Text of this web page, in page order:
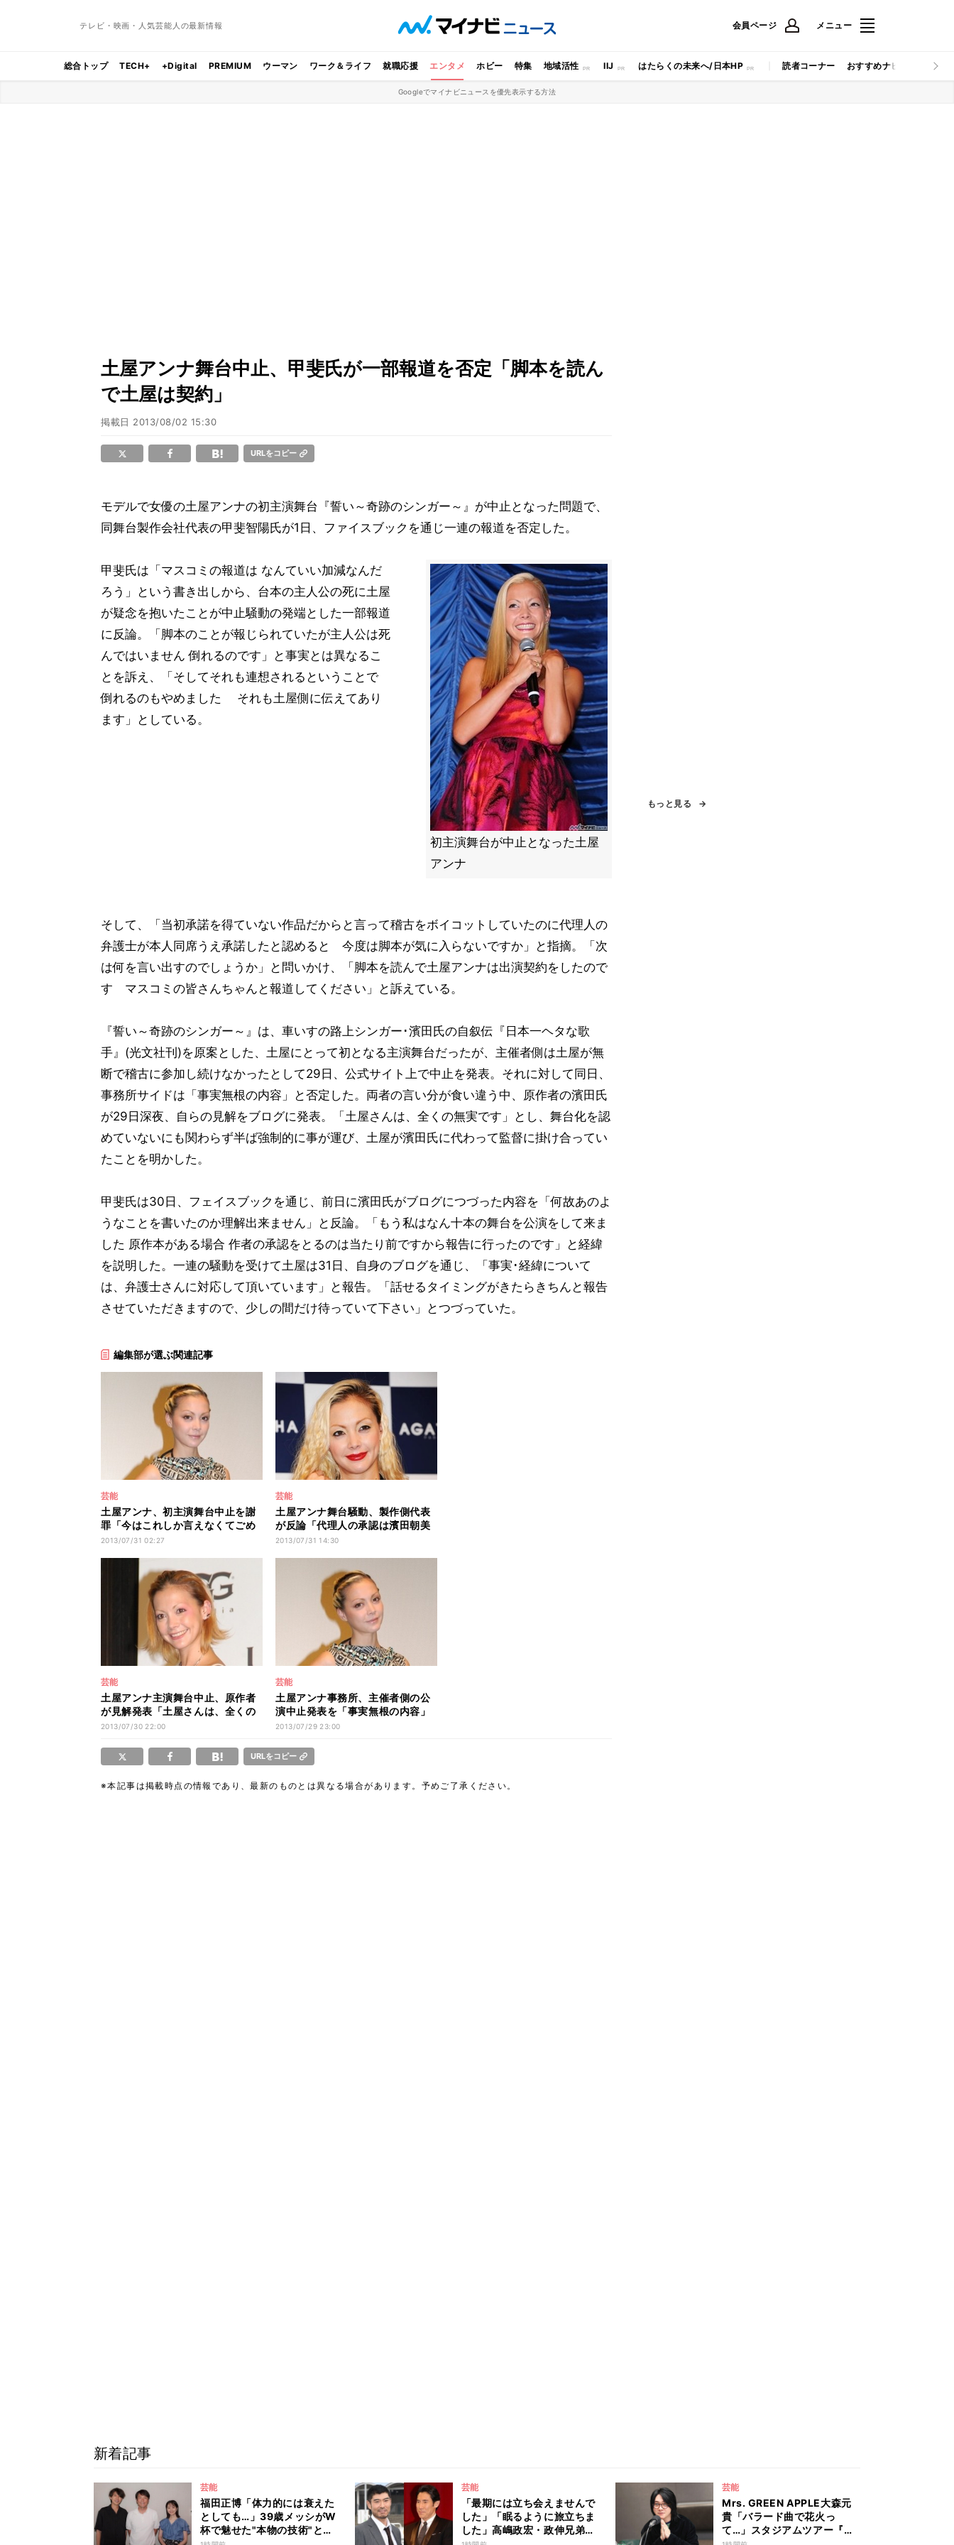
テレビ・映画・人気芸能人の最新情報 会員ページ メニュー
総合トップ TECH+ +Digital PREMIUM ウーマン ワーク＆ライフ 就職応援 エンタメ ホビー 特集 地域活性 IIJ はたらくの未来へ/日本HP 読者コーナー おすすめナビ マイナビ
Googleでマイナビニュースを優先表示する方法
土屋アンナ舞台中止、甲斐氏が一部報道を否定「脚本を読ん
で土屋は契約」
掲載日 2013/08/02 15:30
URLをコピー
モデルで女優の土屋アンナの初主演舞台『誓い～奇跡のシンガー～』が中止となった問題で、
同舞台製作会社代表の甲斐智陽氏が1日、ファイスブックを通じ一連の報道を否定した。
初主演舞台が中止となった土屋
アンナ
甲斐氏は「マスコミの報道は なんていい加減なんだ
ろう」という書き出しから、台本の主人公の死に土屋
が疑念を抱いたことが中止騒動の発端とした一部報道
に反論。「脚本のことが報じられていたが主人公は死
んではいません 倒れるのです」と事実とは異なるこ
とを訴え、「そしてそれも連想されるということで
倒れるのもやめました それも土屋側に伝えてあり
ます」としている。
そして、「当初承諾を得ていない作品だからと言って稽古をボイコットしていたのに代理人の
弁護士が本人同席うえ承諾したと認めると 今度は脚本が気に入らないですか」と指摘。「次
は何を言い出すのでしょうか」と問いかけ、「脚本を読んで土屋アンナは出演契約をしたので
す マスコミの皆さんちゃんと報道してください」と訴えている。
『誓い～奇跡のシンガー～』は、車いすの路上シンガー･濱田氏の自叙伝『日本一ヘタな歌
手』(光文社刊)を原案とした、土屋にとって初となる主演舞台だったが、主催者側は土屋が無
断で稽古に参加し続けなかったとして29日、公式サイト上で中止を発表。それに対して同日、
事務所サイドは「事実無根の内容」と否定した。両者の言い分が食い違う中、原作者の濱田氏
が29日深夜、自らの見解をブログに発表。「土屋さんは、全くの無実です」とし、舞台化を認
めていないにも関わらず半ば強制的に事が運び、土屋が濱田氏に代わって監督に掛け合ってい
たことを明かした。
甲斐氏は30日、フェイスブックを通じ、前日に濱田氏がブログにつづった内容を「何故あのよ
うなことを書いたのか理解出来ません」と反論。「もう私はなん十本の舞台を公演をして来ま
した 原作本がある場合 作者の承認をとるのは当たり前ですから報告に行ったのです」と経緯
を説明した。一連の騒動を受けて土屋は31日、自身のブログを通じ、「事実･経緯について
は、弁護士さんに対応して頂いています」と報告。「話せるタイミングがきたらきちんと報告
させていただきますので、少しの間だけ待っていて下さい」とつづっていた。
編集部が選ぶ関連記事
芸能
土屋アンナ、初主演舞台中止を謝
罪「今はこれしか言えなくてごめ
んなさい」
2013/07/31 02:27
芸能
土屋アンナ舞台騒動、製作側代表
が反論「代理人の承認は濱田朝美
の承認」
2013/07/31 14:30
芸能
土屋アンナ主演舞台中止、原作者
が見解発表「土屋さんは、全くの
無実です」
2013/07/30 22:00
芸能
土屋アンナ事務所、主催者側の公
演中止発表を「事実無根の内容」
と否定
2013/07/29 23:00
URLをコピー
※本記事は掲載時点の情報であり、最新のものとは異なる場合があります。予めご了承ください。
もっと見る
新着記事
芸能
福田正博「体力的には衰えた
としても…」39歳メッシがW
杯で魅せた"本物の技術"と
芸能
「最期には立ち会えませんで
した」「眠るように旅立ちま
した」高嶋政宏・政伸兄弟、
芸能
Mrs. GREEN APPLE大森元
貴「バラード曲で花火っ
て…」スタジアムツアー『ゼ